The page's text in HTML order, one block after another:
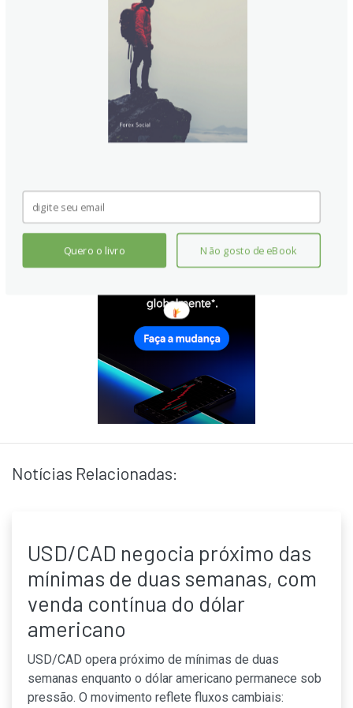
economia forte é boa para o Dólar Canadense. Não só atrai
mais investimento estrangeiro, mas pode encorajar o Banco
do Canadá a aumentar as taxas de juros, levando a uma
moeda mais forte. Se os dados econômicos forem fracos,
no entanto, o CAD provavelmente cairá.
Notícias Relacionadas:
USD/CAD negocia próximo das
mínimas de duas semanas, com
venda contínua do dólar
americano
USD/CAD opera próximo de mínimas de duas
semanas enquanto o dólar americano permanece sob
pressão. O movimento reflete fluxos cambiais:
Quero o livro Não gosto de eBook